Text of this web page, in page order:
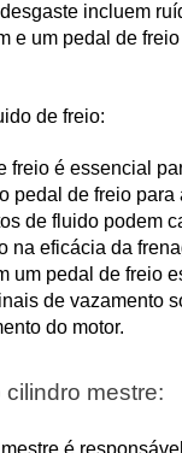
incluem
e um pedal de
de freio:
freio é essencial
pedal de freio para
de fluido podem
na eficácia da
um pedal de freio
de vazamento
do motor.
mestre: